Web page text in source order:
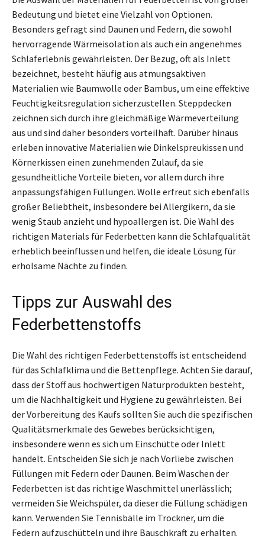
Bedeutung und bietet eine Vielzahl von Optionen.
Besonders gefragt sind Daunen und Federn, die sowohl
hervorragende Wärmeisolation als auch ein angenehmes
Schlaferlebnis gewährleisten. Der Bezug, oft als Inlett
bezeichnet, besteht häufig aus atmungsaktiven
Materialien wie Baumwolle oder Bambus, um eine effektive
Feuchtigkeitsregulation sicherzustellen. Steppdecken
zeichnen sich durch ihre gleichmäßige Wärmeverteilung
aus und sind daher besonders vorteilhaft. Darüber hinaus
erleben innovative Materialien wie Dinkelspreukissen und
Körnerkissen einen zunehmenden Zulauf, da sie
gesundheitliche Vorteile bieten, vor allem durch ihre
anpassungsfähigen Füllungen. Wolle erfreut sich ebenfalls
großer Beliebtheit, insbesondere bei Allergikern, da sie
wenig Staub anzieht und hypoallergen ist. Die Wahl des
richtigen Materials für Federbetten kann die Schlafqualität
erheblich beeinflussen und helfen, die ideale Lösung für
erholsame Nächte zu finden.
Tipps zur Auswahl des
Federbettenstoffs
Die Wahl des richtigen Federbettenstoffs ist entscheidend
für das Schlafklima und die Bettenpflege. Achten Sie darauf,
dass der Stoff aus hochwertigen Naturprodukten besteht,
um die Nachhaltigkeit und Hygiene zu gewährleisten. Bei
der Vorbereitung des Kaufs sollten Sie auch die spezifischen
Qualitätsmerkmale des Gewebes berücksichtigen,
insbesondere wenn es sich um Einschütte oder Inlett
handelt. Entscheiden Sie sich je nach Vorliebe zwischen
Füllungen mit Federn oder Daunen. Beim Waschen der
Federbetten ist das richtige Waschmittel unerlässlich;
vermeiden Sie Weichspüler, da dieser die Füllung schädigen
kann. Verwenden Sie Tennisbälle im Trockner, um die
Federn aufzuschütteln und ihre Bauschkraft zu erhalten.